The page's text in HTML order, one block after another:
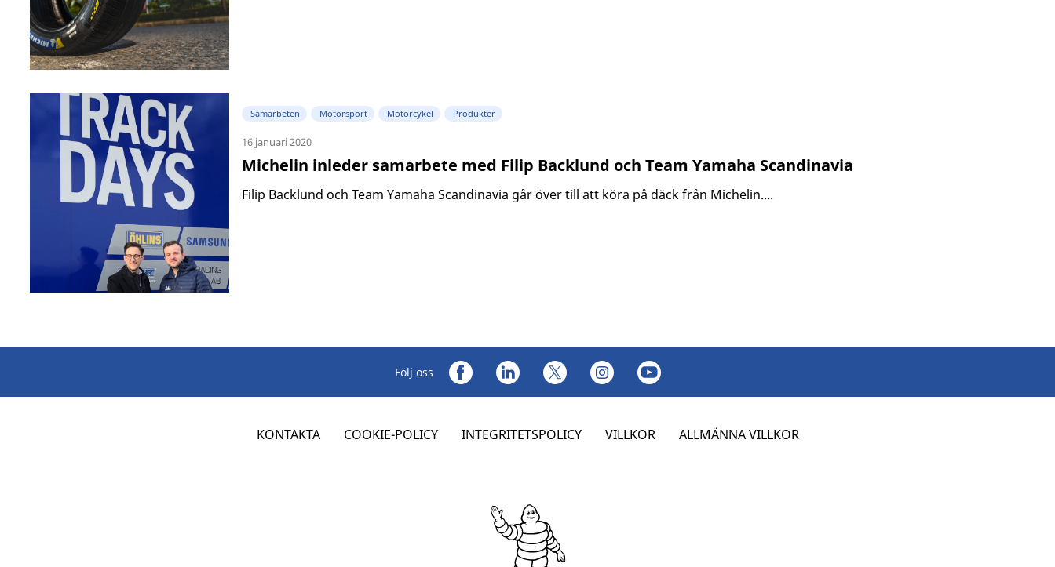
Samarbeten Motorsport Motorcykel Produkter
16 januari 2020
Michelin inleder samarbete med Filip Backlund och Team Yamaha Scandinavia
Filip Backlund och Team Yamaha Scandinavia går över till att köra på däck från Michelin....
Följ oss
KONTAKTA COOKIE-POLICY INTEGRITETSPOLICY VILLKOR ALLMÄNNA VILLKOR